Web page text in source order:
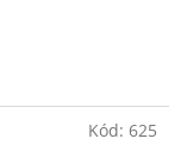
Kód: 625